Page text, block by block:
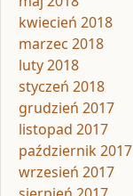
kwiecień 2018
marzec 2018
luty 2018
styczeń 2018
grudzień 2017
listopad 2017
październik 2017
wrzesień 2017